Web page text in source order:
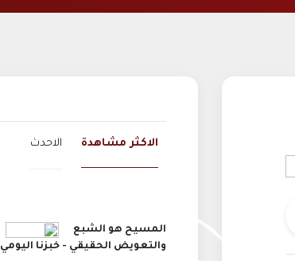
الاكثر مشاهدة الاحدث
المسيح هو الشبع
والتعويض الحقيقي - خبزنا اليومي